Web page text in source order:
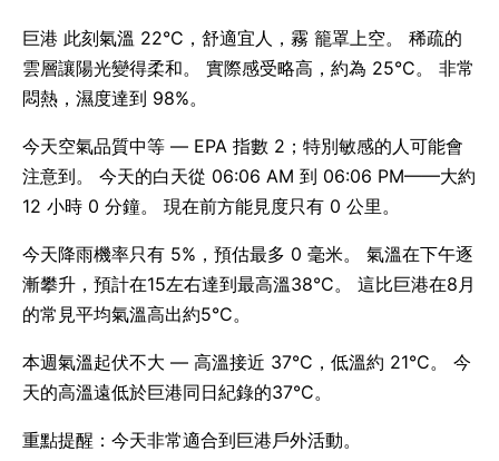
巨港 此刻氣溫 22°C，舒適宜人，霧 籠罩上空。 稀疏的
雲層讓陽光變得柔和。 實際感受略高，約為 25°C。 非常
悶熱，濕度達到 98%。
今天空氣品質中等 — EPA 指數 2；特別敏感的人可能會
注意到。 今天的白天從 06:06 AM 到 06:06 PM——大約
12 小時 0 分鐘。 現在前方能見度只有 0 公里。
今天降雨機率只有 5%，預估最多 0 毫米。 氣溫在下午逐
漸攀升，預計在15左右達到最高溫38°C。 這比巨港在8月
的常見平均氣溫高出約5°C。
本週氣溫起伏不大 — 高溫接近 37°C，低溫約 21°C。 今
天的高溫遠低於巨港同日紀錄的37°C。
重點提醒：今天非常適合到巨港戶外活動。